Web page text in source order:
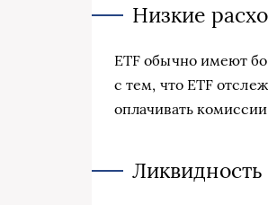
Низкие
ETF обычно имеют
с тем, что ETF
оплачивать
Ликвидность